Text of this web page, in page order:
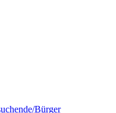
Bürger